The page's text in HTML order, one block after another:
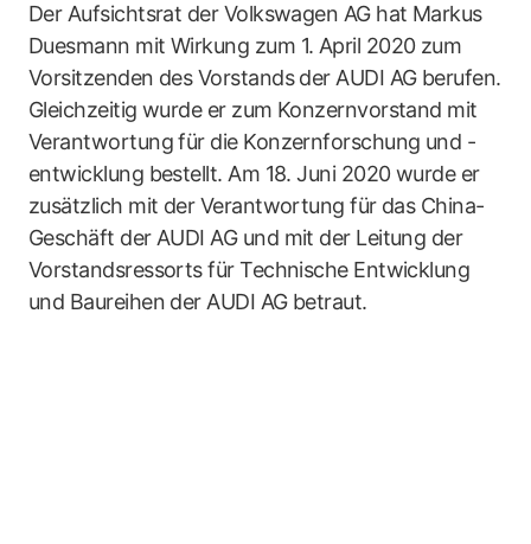
Der Aufsichtsrat der Volkswagen AG hat Markus
Duesmann mit Wirkung zum 1. April 2020 zum
Vorsitzenden des Vorstands der AUDI AG berufen.
Gleichzeitig wurde er zum Konzernvorstand mit
Verantwortung für die Konzernforschung und -
entwicklung bestellt. Am 18. Juni 2020 wurde er
zusätzlich mit der Verantwortung für das China-
Geschäft der AUDI AG und mit der Leitung der
Vorstandsressorts für Technische Entwicklung
und Baureihen der AUDI AG betraut.